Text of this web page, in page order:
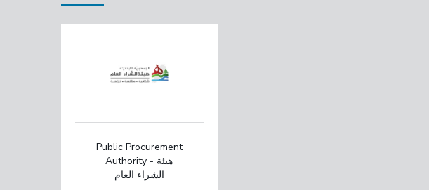
Public Procurement
Authority - هيئة
الشراء العام